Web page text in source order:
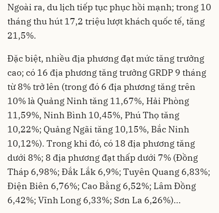
Ngoài ra, du lịch tiếp tục phục hồi mạnh; trong 10
tháng thu hút 17,2 triệu lượt khách quốc tế, tăng
21,5%.
Đặc biệt, nhiều địa phương đạt mức tăng trưởng
cao; có 16 địa phương tăng trưởng GRDP 9 tháng
từ 8% trở lên (trong đó 6 địa phương tăng trên
10% là Quảng Ninh tăng 11,67%, Hải Phòng
11,59%, Ninh Bình 10,45%, Phú Thọ tăng
10,22%; Quảng Ngãi tăng 10,15%, Bắc Ninh
10,12%). Trong khi đó, có 18 địa phương tăng
dưới 8%; 8 địa phương đạt thấp dưới 7% (Đồng
Tháp 6,98%; Đắk Lắk 6,9%; Tuyên Quang 6,83%;
Điện Biên 6,76%; Cao Bằng 6,52%; Lâm Đồng
6,42%; Vĩnh Long 6,33%; Sơn La 6,26%)...